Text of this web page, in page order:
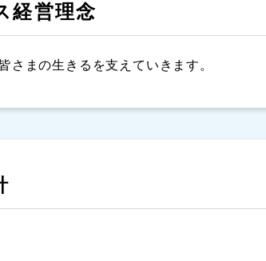
経営理念
さまの生きるを支えていきます。